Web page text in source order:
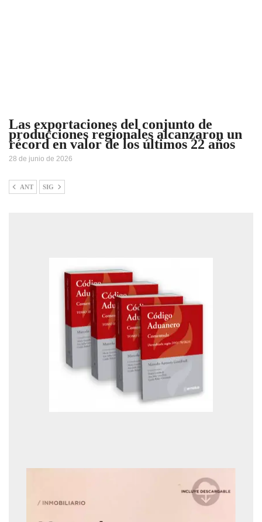
Las exportaciones del conjunto de
producciones regionales alcanzaron un
récord en valor de los últimos 22 años
28 de junio de 2026
ANT SIG